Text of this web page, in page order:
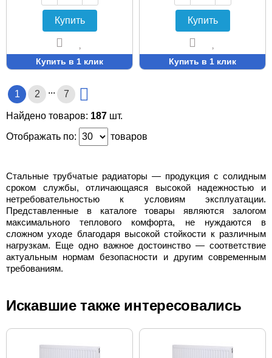
Купить
Купить в 1 клик
Купить
Купить в 1 клик
1 2 ... 7
Найдено товаров: 187 шт.
Отображать по:
товаров
Стальные трубчатые радиаторы — продукция с солидным
сроком службы, отличающаяся высокой надежностью и
нетребовательностью к условиям эксплуатации.
Представленные в каталоге товары являются залогом
максимального теплового комфорта, не нуждаются в
сложном уходе благодаря высокой стойкости к различным
нагрузкам. Еще одно важное достоинство — соответствие
актуальным нормам безопасности и другим современным
требованиям.
Искавшие также интересовались